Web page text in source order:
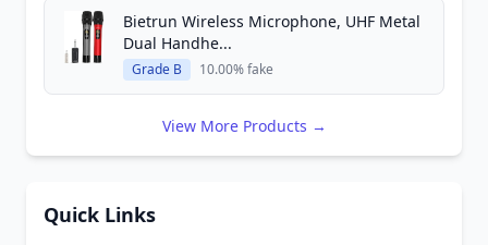
Bietrun Wireless Microphone, UHF Metal
Dual Handhe...
Grade B 10.00% fake
View More Products →
Quick Links